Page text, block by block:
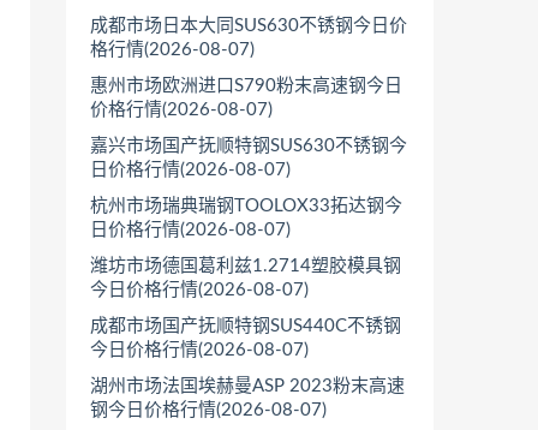
成都市场日本大同SUS630不锈钢今日价
格行情(2026-08-07)
惠州市场欧洲进口S790粉末高速钢今日
价格行情(2026-08-07)
嘉兴市场国产抚顺特钢SUS630不锈钢今
日价格行情(2026-08-07)
杭州市场瑞典瑞钢TOOLOX33拓达钢今
日价格行情(2026-08-07)
潍坊市场德国葛利兹1.2714塑胶模具钢
今日价格行情(2026-08-07)
成都市场国产抚顺特钢SUS440C不锈钢
今日价格行情(2026-08-07)
湖州市场法国埃赫曼ASP 2023粉末高速
钢今日价格行情(2026-08-07)